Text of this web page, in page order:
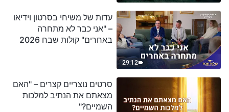
29:12
עדות של משיחי בסרטון וידיאו
– "אני כבר לא מתחרה
באחרים" קולות שבח 2026
סרטים נוצריים קצרים – "האם
מצאתם את הנתיב למלכות
השמיים?"